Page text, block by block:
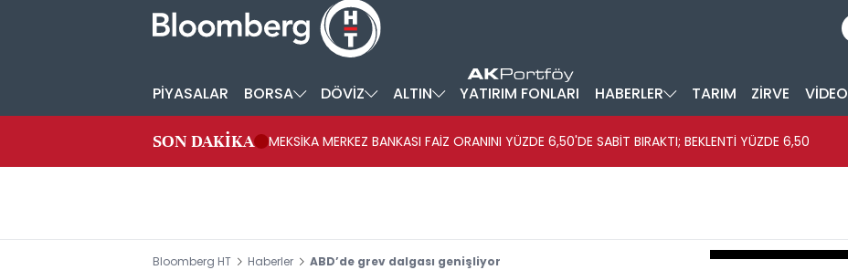
PİYASALAR BORSA DÖVİZ ALTIN YATIRIM FONLARI HABERLER TARIM ZİRVE VİDEO
SON DAKİKA MEKSİKA MERKEZ BANKASI FAİZ ORANINI YÜZDE 6,50'DE SABİT BIRAKTI; BEKLENTİ YÜZDE 6,50
Bloomberg HT Haberler ABD’de grev dalgası genişliyor